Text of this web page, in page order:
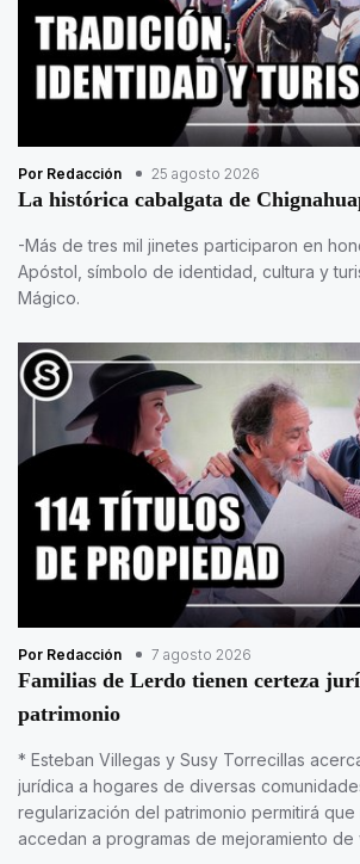
Por Redacción 25 agosto 2026
La histórica cabalgata de
-Más de tres mil jinetes participaron en
Apóstol, símbolo de identidad, cultura y
Mágico.
Por Redacción 7 agosto 2026
Familias de Lerdo tienen certeza
patrimonio
* Esteban Villegas y Susy Torrecillas
jurídica a hogares de diversas
regularización del patrimonio permitirá que
accedan a programas de mejoramiento de